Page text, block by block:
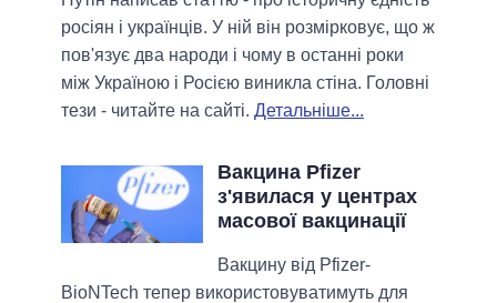
росіян і українців. У ній він розмірковує, що ж
пов'язує два народи і чому в останні роки
між Україною і Росією виникла стіна. Головні
тези - читайте на сайті. Детальніше...
Вакцина Pfizer
з'явилася у центрах
масової вакцинації
Вакцину від Pfizer-
BioNTech тепер використовуватимуть для